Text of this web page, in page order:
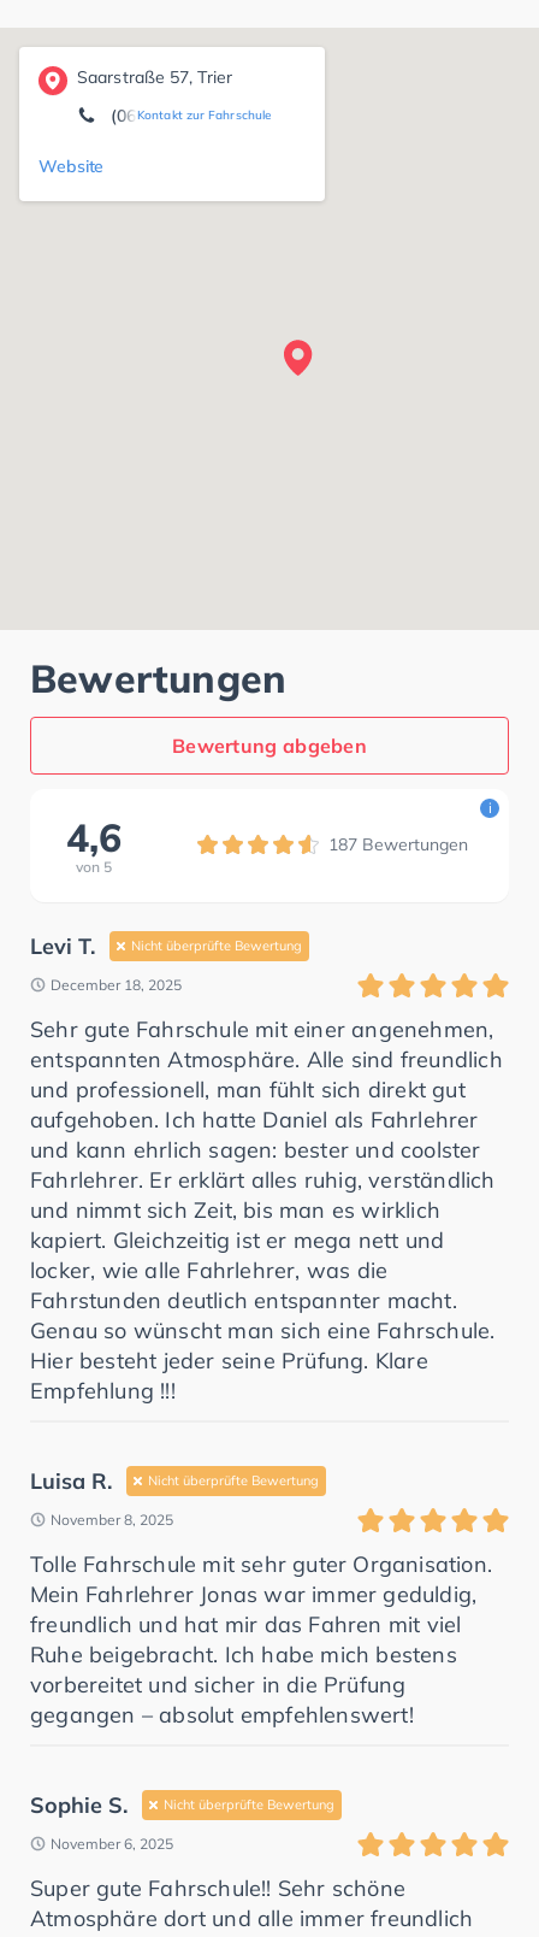
Saarstraße 57, Trier
Kontakt zur Fahrschule
(0651) 7 26 96
Website
Bewertungen
Bewertung abgeben
4,6
von 5
187 Bewertungen
i
Levi T. Nicht überprüfte Bewertung
December 18, 2025
Sehr gute Fahrschule mit einer angenehmen,
entspannten Atmosphäre. Alle sind freundlich
und professionell, man fühlt sich direkt gut
aufgehoben. Ich hatte Daniel als Fahrlehrer
und kann ehrlich sagen: bester und coolster
Fahrlehrer. Er erklärt alles ruhig, verständlich
und nimmt sich Zeit, bis man es wirklich
kapiert. Gleichzeitig ist er mega nett und
locker, wie alle Fahrlehrer, was die
Fahrstunden deutlich entspannter macht.
Genau so wünscht man sich eine Fahrschule.
Hier besteht jeder seine Prüfung. Klare
Empfehlung !!!
Luisa R. Nicht überprüfte Bewertung
November 8, 2025
Tolle Fahrschule mit sehr guter Organisation.
Mein Fahrlehrer Jonas war immer geduldig,
freundlich und hat mir das Fahren mit viel
Ruhe beigebracht. Ich habe mich bestens
vorbereitet und sicher in die Prüfung
gegangen – absolut empfehlenswert!
Sophie S. Nicht überprüfte Bewertung
November 6, 2025
Super gute Fahrschule!! Sehr schöne
Atmosphäre dort und alle immer freundlich